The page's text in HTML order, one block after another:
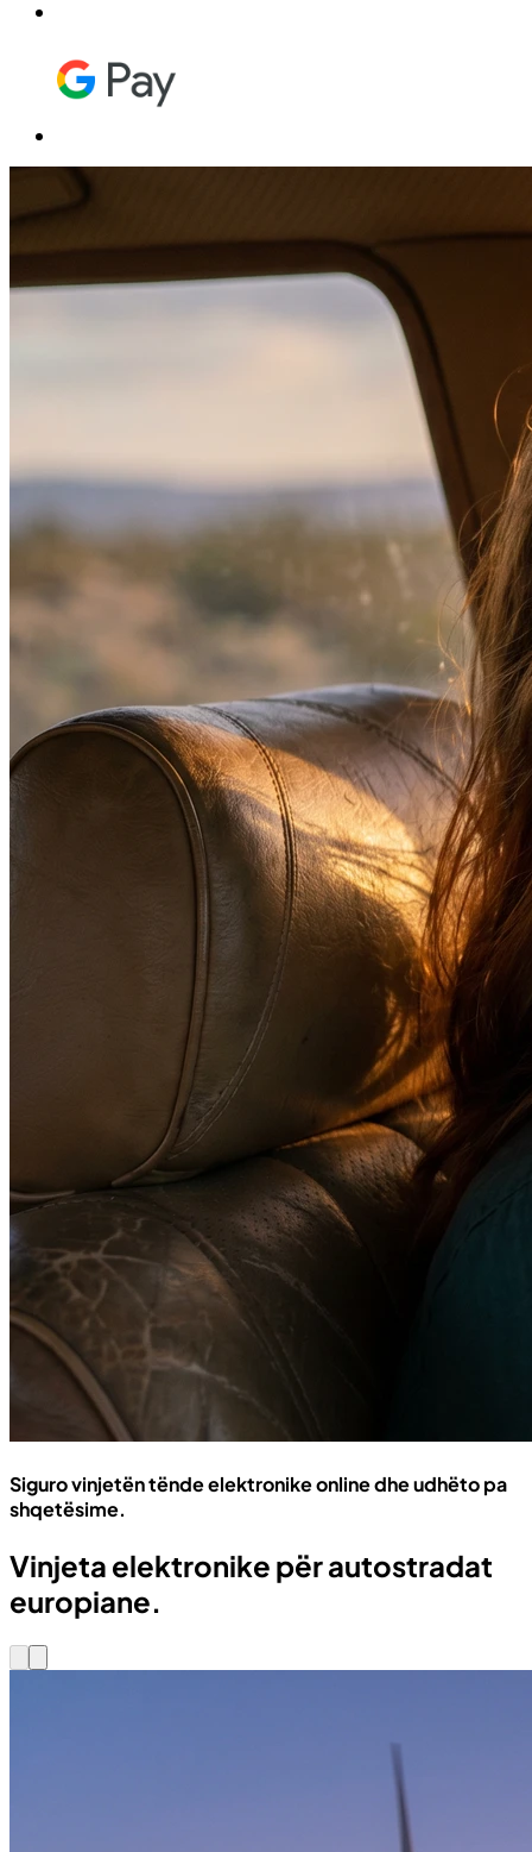
Siguro vinjetën tënde elektronike online dhe udhëto pa
shqetësime.
Vinjeta elektronike për autostradat
europiane.